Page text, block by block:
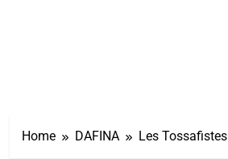
Home DAFINA Les Tossafistes